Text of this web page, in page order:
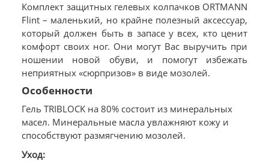
Комплект защитных гелевых колпачков ORTMANN
Flint – маленький, но крайне полезный аксессуар,
который должен быть в запасе у всех, кто ценит
комфорт своих ног. Они могут Вас выручить при
ношении новой обуви, и помогут избежать
неприятных «сюрпризов» в виде мозолей.
Особенности
Гель TRIBLOCK на 80% состоит из минеральных
масел. Минеральные масла увлажняют кожу и
способствуют размягчению мозолей.
Уход: